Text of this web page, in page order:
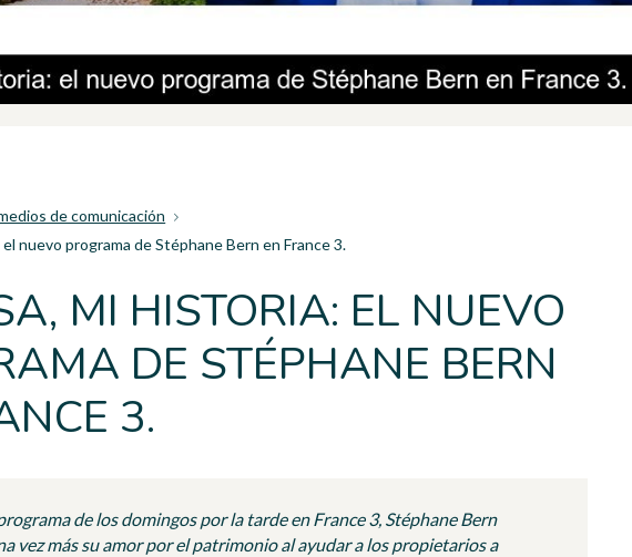
de comunicación
nuevo programa de Stéphane Bern en France 3.
MI HISTORIA: EL NUEVO
DE STÉPHANE BERN
3.
de los domingos por la tarde en France 3, Stéphane Bern
vez más su amor por el patrimonio al ayudar a los propietarios a